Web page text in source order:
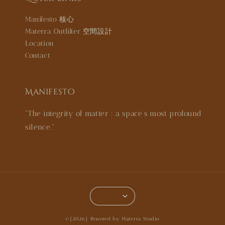
Manifesto 核心
Materra Outfilter 空間設計
Location
Contact
Manifesto
"The integrity of matter : a space’s most profound
silence."
©{2026} Powered by Materra Studio